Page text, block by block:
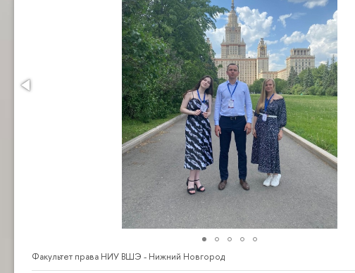
Факультет права НИУ ВШЭ - Нижний Новгород